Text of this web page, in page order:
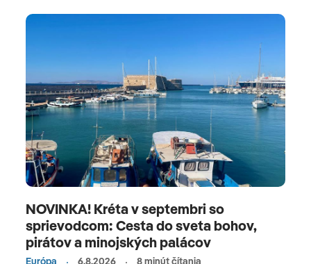
NOVINKA! Kréta v septembri so
sprievodcom: Cesta do sveta bohov,
pirátov a minojských palácov
Európa 6.8.2026 8 minút čítania